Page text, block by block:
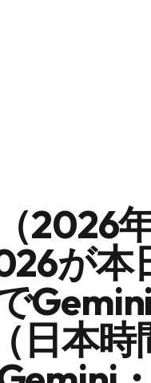
2026
が本
日本